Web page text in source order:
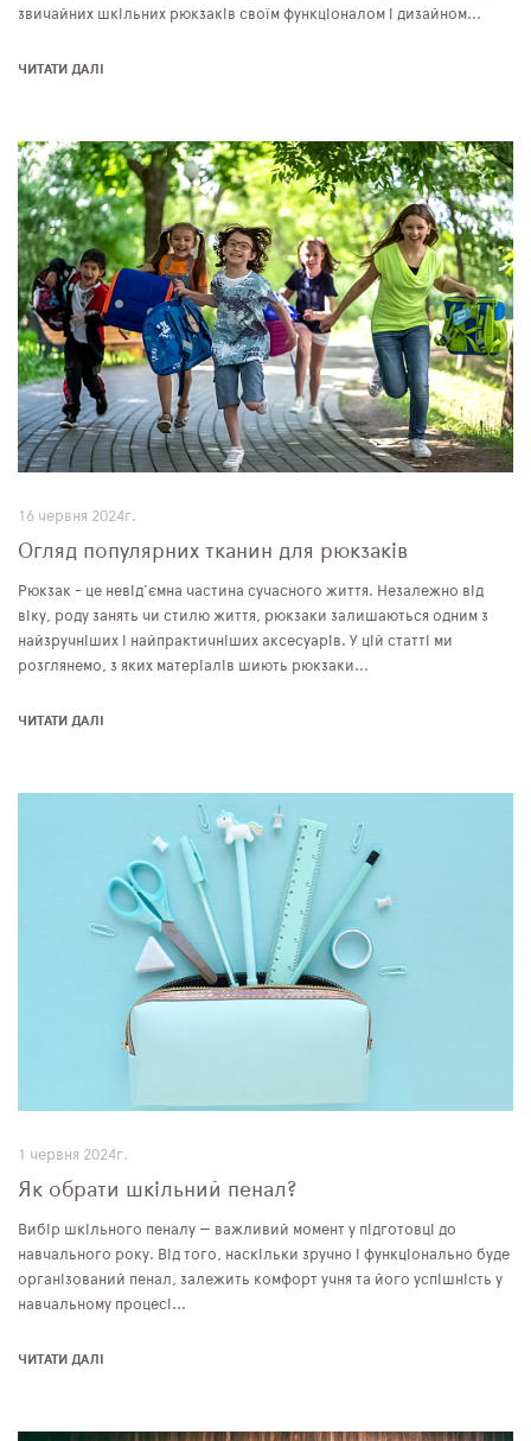
звичайних шкільних рюкзаків своїм функціоналом і дизайном...
ЧИТАТИ ДАЛІ
16 червня 2024г.
Огляд популярних тканин для рюкзаків
Рюкзак - це невід'ємна частина сучасного життя. Незалежно від
віку, роду занять чи стилю життя, рюкзаки залишаються одним з
найзручніших і найпрактичніших аксесуарів. У цій статті ми
розглянемо, з яких матеріалів шиють рюкзаки...
ЧИТАТИ ДАЛІ
1 червня 2024г.
Як обрати шкільний пенал?
Вибір шкільного пеналу — важливий момент у підготовці до
навчального року. Від того, наскільки зручно і функціонально буде
організований пенал, залежить комфорт учня та його успішність у
навчальному процесі...
ЧИТАТИ ДАЛІ